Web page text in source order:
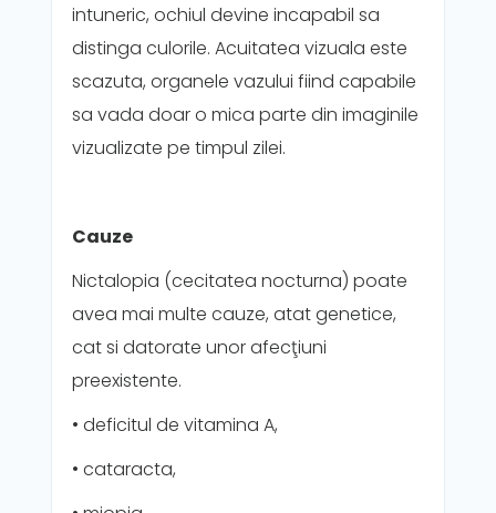
intuneric, ochiul devine incapabil sa
distinga culorile. Acuitatea vizuala este
scazuta, organele vazului fiind capabile
sa vada doar o mica parte din imaginile
vizualizate pe timpul zilei.
Cauze
Nictalopia (cecitatea nocturna) poate
avea mai multe cauze, atat genetice,
cat si datorate unor afecţiuni
preexistente.
• deficitul de vitamina A,
• cataracta,